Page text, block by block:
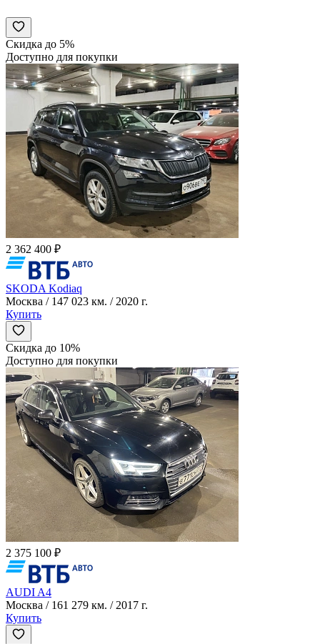
Скидка до 5%
Доступно для покупки
2 362 400 ₽
SKODA Kodiaq
Москва / 147 023 км. / 2020 г.
Купить
Скидка до 10%
Доступно для покупки
2 375 100 ₽
AUDI A4
Москва / 161 279 км. / 2017 г.
Купить